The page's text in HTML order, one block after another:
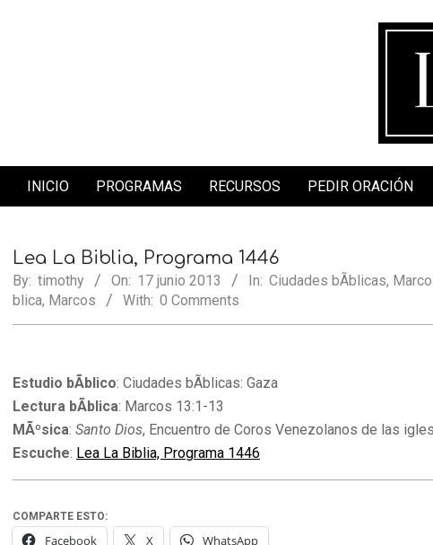
Secondary
INICIO PROGRAMAS RECURSOS PEDIR ORACIÓN
Lea La Biblia, Programa 1446
By: timothy On: 17 junio 2013 In: Ciudades bÃ­blicas,
blica, Marcos With: 0 Comments
Estudio bÃ­blico: Ciudades bÃ­blicas: Gaza
Lectura bÃ­blica: Marcos 13:1-13
MÃºsica: Santo Dios, Encuentro de Coros Venezolanos de las
Escuche: Lea La Biblia, Programa 1446
COMPARTE ESTO:
Facebook X WhatsApp